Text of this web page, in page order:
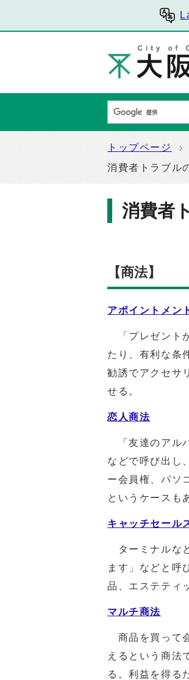
トップページ
消費者トラブル
消費者
【商法】
アポイントメン
「プレゼント
たり、有利な条
勧誘でアクセサ
せる。
恋人商法
「友達のアル
などで呼び出し
ー会員権、パソ
というケースも
キャッチセール
ターミナルな
ます」などと呼
品、エステティ
マルチ商法
商品を買って
えるという商法
る。利益を得る